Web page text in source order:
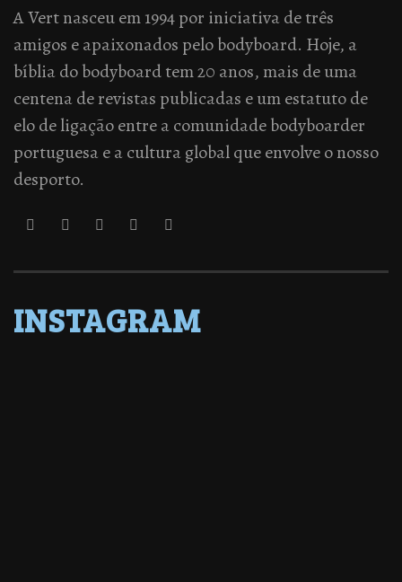
A Vert nasceu em 1994 por iniciativa de três
amigos e apaixonados pelo bodyboard. Hoje, a
bíblia do bodyboard tem 20 anos, mais de uma
centena de revistas publicadas e um estatuto de
elo de ligação entre a comunidade bodyboarder
portuguesa e a cultura global que envolve o nosso
desporto.
INSTAGRAM